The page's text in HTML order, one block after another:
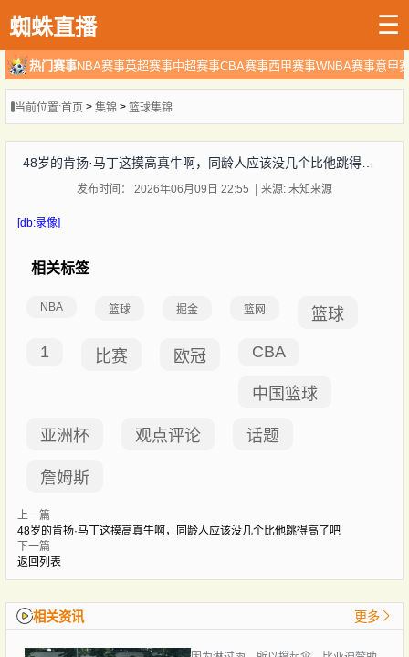
蜘蛛直播 ☰
热门赛事NBA赛事英超赛事中超赛事CBA赛事西甲赛事WNBA赛事意甲
当前位置:首页> 集锦 > 篮球集锦
48岁的肯扬·马丁这摸高真牛啊，同龄人应该没几个比他跳得高了吧
发布时间： 2026年06月09日 22:55 来源: 未知来源
[db:录像]
相关标签
NBA 篮球 掘金 篮网 篮球
1 比赛 欧冠 CBA
中国篮球
亚洲杯 观点评论 话题
詹姆斯
上一篇
48岁的肯扬·马丁这摸高真牛啊，同龄人应该没几个比他跳得高了吧
下一篇
返回列表
相关资讯 更多